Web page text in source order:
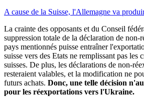
A cause de la Suisse, l'Allemagne va
La crainte des opposants et du Conseil
suppression totale de la déclaration de non-
pays mentionnés puisse entraîner
suisse vers des Etats ne remplissant pas les
suisses. De plus, les déclarations de non-
resteraient valables, et la modification ne
futurs achats. Donc, une telle décision
pour les réexportations vers l'Ukraine.